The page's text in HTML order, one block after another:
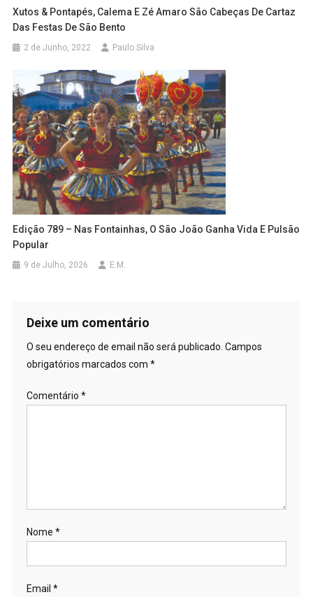
Xutos & Pontapés, Calema E Zé Amaro São Cabeças De Cartaz
Das Festas De São Bento
2 de Junho, 2022 Paulo Silva
Edição 789 – Nas Fontainhas, O São João Ganha Vida E Pulsão
Popular
9 de Julho, 2026 E.M.
Deixe um comentário
O seu endereço de email não será publicado. Campos
obrigatórios marcados com *
Comentário *
Nome *
Email *